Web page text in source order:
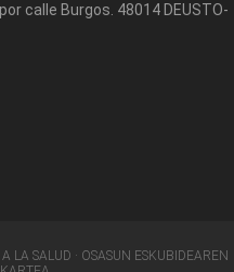
calle Burgos. 48014 DEUSTO-
LA SALUD · OSASUN ESKUBIDEAREN